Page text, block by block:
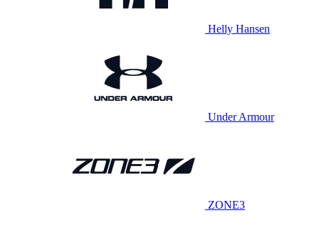
Helly Hansen
Under Armour
ZONE3